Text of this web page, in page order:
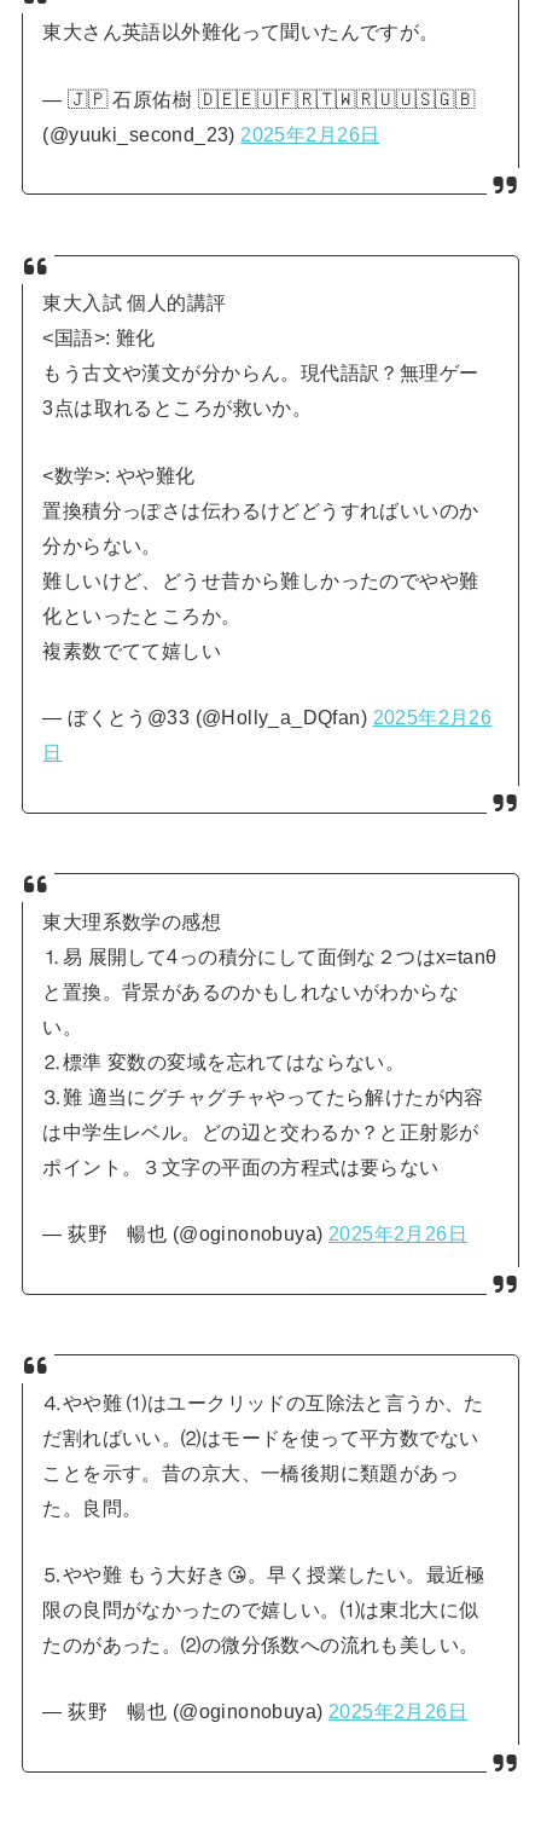
東大さん英語以外難化って聞いたんですが。
— 🇯🇵 石原佑樹 🇩🇪🇪🇺🇫🇷🇹🇼🇷🇺🇺🇸🇬🇧
(@yuuki_second_23) 2025年2月26日
東大入試 個人的講評
<国語>: 難化
もう古文や漢文が分からん。現代語訳？無理ゲー
3点は取れるところが救いか。
<数学>: やや難化
置換積分っぽさは伝わるけどどうすればいいのか
分からない。
難しいけど、どうせ昔から難しかったのでやや難
化といったところか。
複素数でてて嬉しい
— ぼくとう@33 (@Holly_a_DQfan) 2025年2月26
日
東大理系数学の感想
⒈易 展開して4っの積分にして面倒な２つはx=tanθ
と置換。背景があるのかもしれないがわからな
い。
⒉標準 変数の変域を忘れてはならない。
⒊難 適当にグチャグチャやってたら解けたが内容
は中学生レベル。どの辺と交わるか？と正射影が
ポイント。３文字の平面の方程式は要らない
— 荻野 暢也 (@oginonobuya) 2025年2月26日
⒋やや難 ⑴はユークリッドの互除法と言うか、た
だ割ればいい。⑵はモードを使って平方数でない
ことを示す。昔の京大、一橋後期に類題があっ
た。良問。
⒌やや難 もう大好き😘。早く授業したい。最近極
限の良問がなかったので嬉しい。⑴は東北大に似
たのがあった。⑵の微分係数への流れも美しい。
— 荻野 暢也 (@oginonobuya) 2025年2月26日